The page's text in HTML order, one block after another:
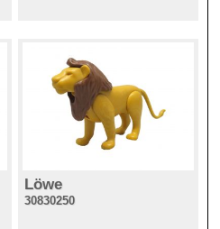
Löwe
30830250